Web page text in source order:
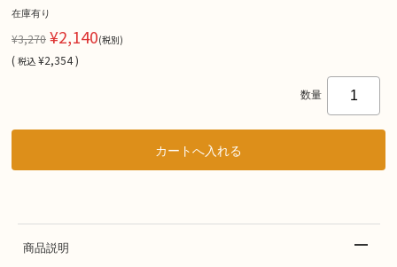
在庫有り
¥3,270 ¥2,140(税別)
( 税込 ¥2,354 )
数量
商品説明